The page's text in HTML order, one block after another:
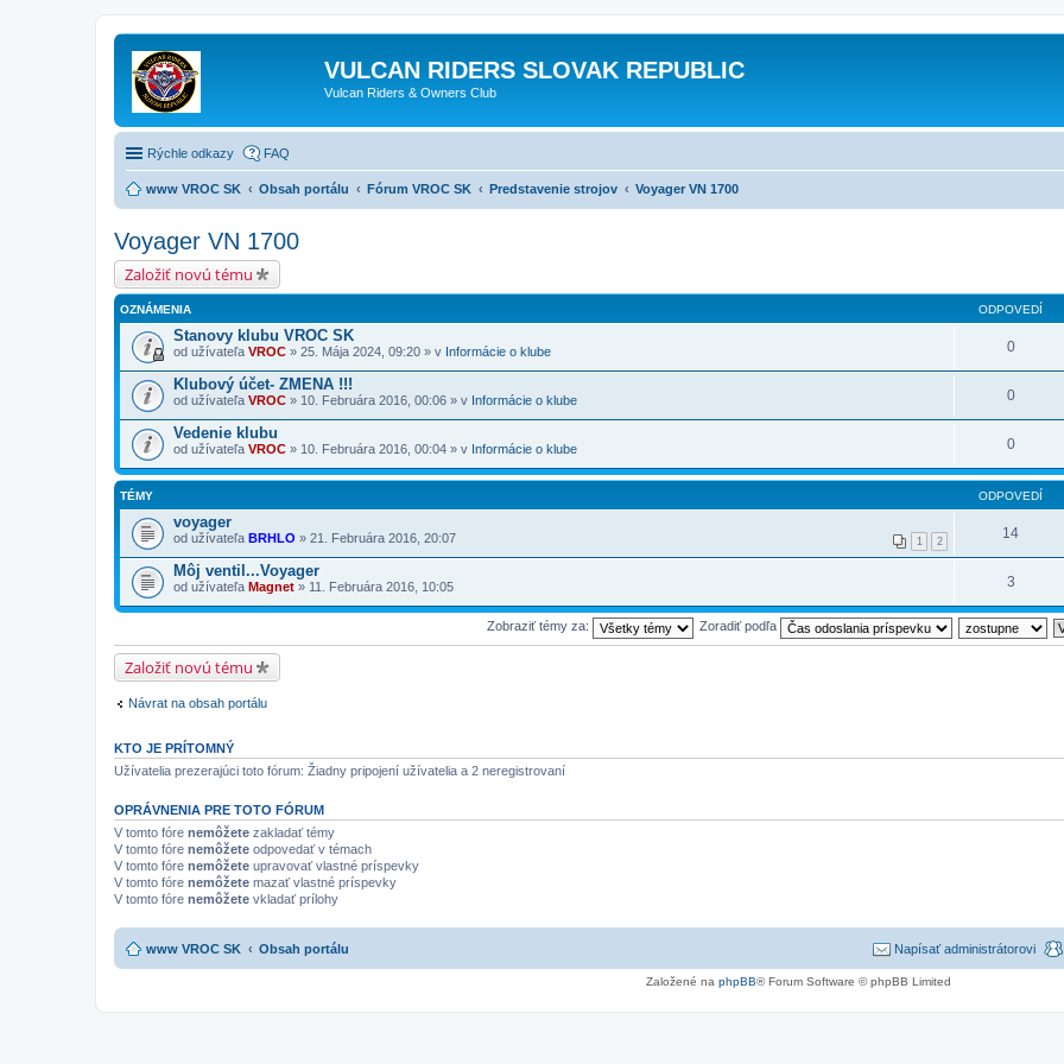
VULCAN RIDERS SLOVAK REPUBLIC
Vulcan Riders & Owners Club
Rýchle odkazy FAQ
www VROC SK Obsah portálu Fórum VROC SK Predstavenie strojov Voyager VN 1700
Voyager VN 1700
Založiť novú tému
OZNÁMENIA ODPOVEDÍ
Stanovy klubu VROC SK
od užívateľa VROC » 25. Mája 2024, 09:20 » v Informácie o klube 0
Klubový účet- ZMENA !!!
od užívateľa VROC » 10. Februára 2016, 00:06 » v Informácie o klube 0
Vedenie klubu
od užívateľa VROC » 10. Februára 2016, 00:04 » v Informácie o klube 0
TÉMY ODPOVEDÍ
voyager
1 2
od užívateľa BRHLO » 21. Februára 2016, 20:07 14
Môj ventil...Voyager
od užívateľa Magnet » 11. Februára 2016, 10:05 3
Zobraziť témy za: Zoradiť podľa
Založiť novú tému
Návrat na obsah portálu
KTO JE PRÍTOMNÝ
Užívatelia prezerajúci toto fórum: Žiadny pripojení užívatelia a 2 neregistrovaní
OPRÁVNENIA PRE TOTO FÓRUM
V tomto fóre nemôžete zakladať témy
V tomto fóre nemôžete odpovedať v témach
V tomto fóre nemôžete upravovať vlastné príspevky
V tomto fóre nemôžete mazať vlastné príspevky
V tomto fóre nemôžete vkladať prílohy
www VROC SK Obsah portálu Napísať administrátorovi
Založené na phpBB® Forum Software © phpBB Limited